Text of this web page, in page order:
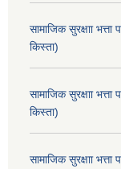
सामाजिक सुरक्षाा
किस्ता)
सामाजिक सुरक्षाा
किस्ता)
सामाजिक सुरक्षाा